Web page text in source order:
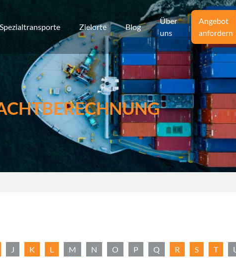
Spezialtransporte Zielorte Blog
Über
uns
Angebot
anfordern
J K L M N O P Q R S T